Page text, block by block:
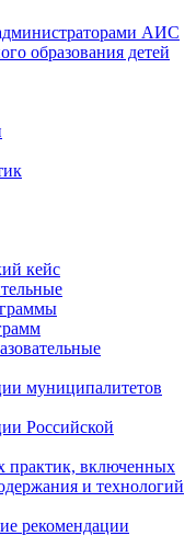
АИС
образования детей
кейс
муниципалитетов
Российской
практик, включенных
и технологий
рекомендации